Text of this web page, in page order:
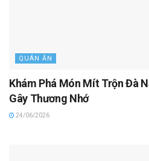
QUÁN ĂN
Khám Phá Món Mít Trộn Đà
Gây Thương Nhớ
24/06/2026